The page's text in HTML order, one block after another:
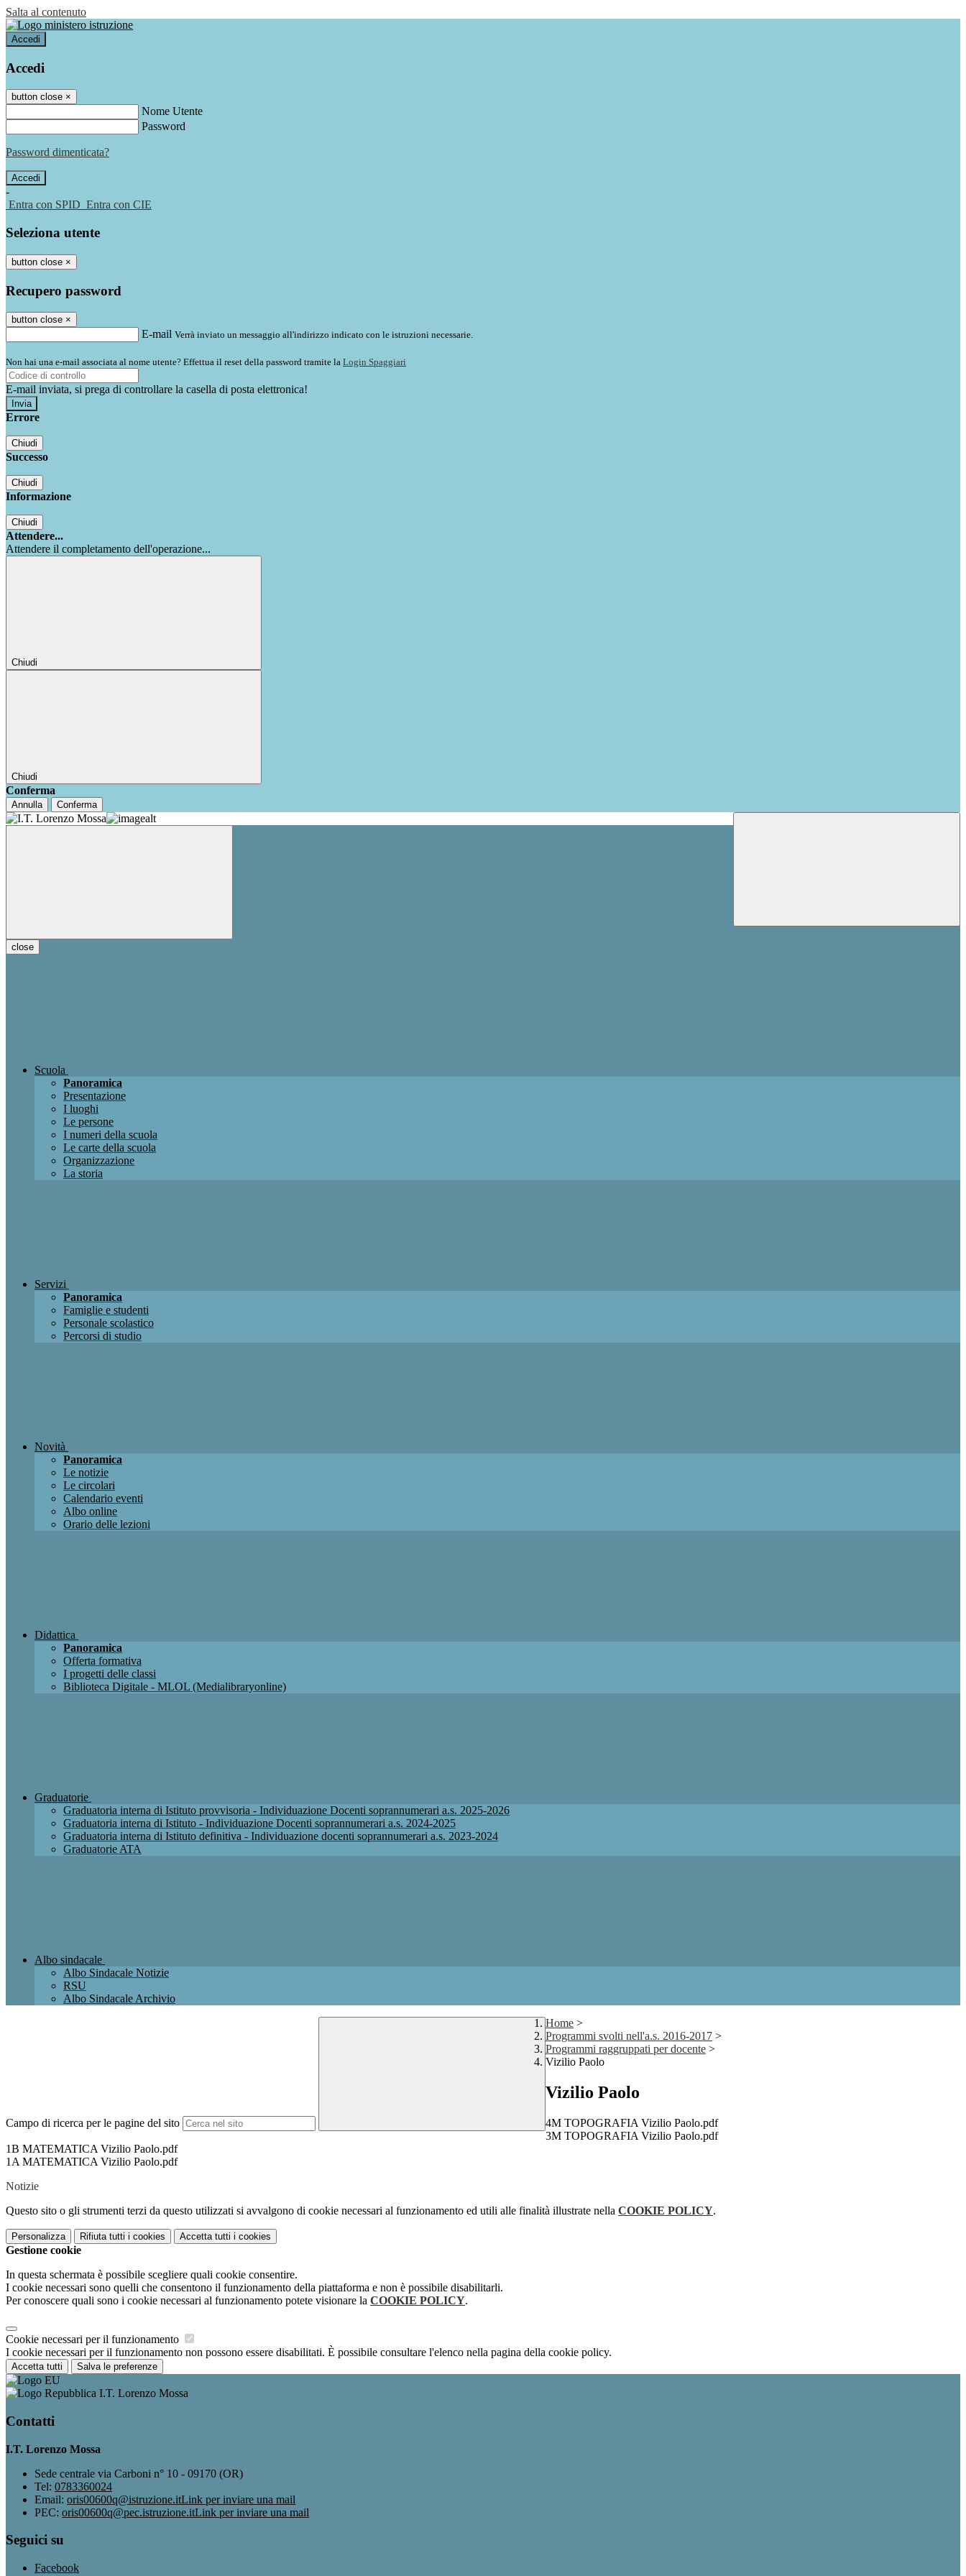
Salta al contenuto
Accedi
Accedi
button close ×
Nome Utente
Password
Password dimenticata?
-
Entra con SPID Entra con CIE
Seleziona utente
button close ×
Recupero password
button close ×
E-mail Verrà inviato un messaggio all'indirizzo indicato con le istruzioni necessarie.
Non hai una e-mail associata al nome utente? Effettua il reset della password tramite la Login Spaggiari
E-mail inviata, si prega di controllare la casella di posta elettronica!
Errore
Chiudi
Successo
Chiudi
Informazione
Chiudi
Attendere...
Attendere il completamento dell'operazione...
Chiudi
Chiudi
Conferma
Annulla Conferma
close
Scuola
Panoramica
Presentazione
I luoghi
Le persone
I numeri della scuola
Le carte della scuola
Organizzazione
La storia
Servizi
Panoramica
Famiglie e studenti
Personale scolastico
Percorsi di studio
Novità
Panoramica
Le notizie
Le circolari
Calendario eventi
Albo online
Orario delle lezioni
Didattica
Panoramica
Offerta formativa
I progetti delle classi
Biblioteca Digitale - MLOL (Medialibraryonline)
Graduatorie
Graduatoria interna di Istituto provvisoria - Individuazione Docenti soprannumerari a.s. 2025-2026
Graduatoria interna di Istituto - Individuazione Docenti soprannumerari a.s. 2024-2025
Graduatoria interna di Istituto definitiva - Individuazione docenti soprannumerari a.s. 2023-2024
Graduatorie ATA
Albo sindacale
Albo Sindacale Notizie
RSU
Albo Sindacale Archivio
Campo di ricerca per le pagine del sito
Home >
Programmi svolti nell'a.s. 2016-2017 >
Programmi raggruppati per docente >
Vizilio Paolo
Vizilio Paolo
4M TOPOGRAFIA Vizilio Paolo.pdf
3M TOPOGRAFIA Vizilio Paolo.pdf
1B MATEMATICA Vizilio Paolo.pdf
1A MATEMATICA Vizilio Paolo.pdf
Notizie
Questo sito o gli strumenti terzi da questo utilizzati si avvalgono di cookie necessari al funzionamento ed utili alle finalità illustrate nella COOKIE POLICY.
Personalizza Rifiuta tutti i cookies Accetta tutti i cookies
Gestione cookie
In questa schermata è possibile scegliere quali cookie consentire.
I cookie necessari sono quelli che consentono il funzionamento della piattaforma e non è possibile disabilitarli.
Per conoscere quali sono i cookie necessari al funzionamento potete visionare la COOKIE POLICY.
Cookie necessari per il funzionamento
I cookie necessari per il funzionamento non possono essere disabilitati. È possibile consultare l'elenco nella pagina della cookie policy.
Accetta tutti Salva le preferenze
I.T. Lorenzo Mossa
Contatti
I.T. Lorenzo Mossa
Sede centrale via Carboni n° 10 - 09170 (OR)
Tel: 0783360024
Email: oris00600q@istruzione.itLink per inviare una mail
PEC: oris00600q@pec.istruzione.itLink per inviare una mail
Seguici su
Facebook